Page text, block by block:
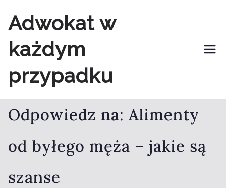
do
treści
Adwokat w
każdym
przypadku
Odpowiedz na: Alimenty
od byłego męża – jakie są
szanse